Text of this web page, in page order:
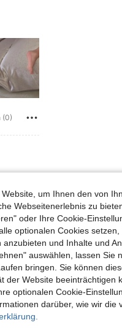
(0)
(0)
um Ihnen den von
Webseitenerlebnis zu
oder Ihre Cookie-
optionalen Cookies setzen,
und Inhalte und
auswählen, lassen Sie
bringen. Sie können
der Website beeinträchtigen
optionalen Cookie-
darüber, wie wir die